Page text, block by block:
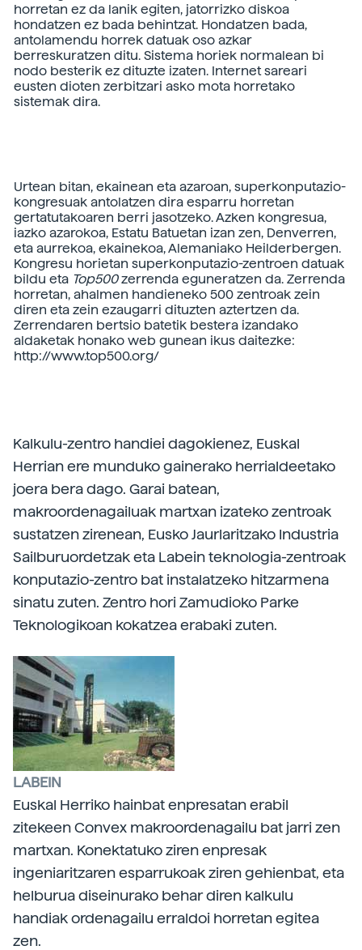
horretan ez da lanik egiten, jatorrizko diskoa
hondatzen ez bada behintzat. Hondatzen bada,
antolamendu horrek datuak oso azkar
berreskuratzen ditu. Sistema horiek normalean bi
nodo besterik ez dituzte izaten. Internet sareari
eusten dioten zerbitzari asko mota horretako
sistemak dira.
Urtean bitan, ekainean eta azaroan, superkonputazio-
kongresuak antolatzen dira esparru horretan
gertatutakoaren berri jasotzeko. Azken kongresua,
iazko azarokoa, Estatu Batuetan izan zen, Denverren,
eta aurrekoa, ekainekoa, Alemaniako Heilderbergen.
Kongresu horietan superkonputazio-zentroen datuak
bildu eta Top500zerrenda eguneratzen da. Zerrenda
horretan, ahalmen handieneko 500 zentroak zein
diren eta zein ezaugarri dituzten aztertzen da.
Zerrendaren bertsio batetik bestera izandako
aldaketak honako web gunean ikus daitezke:
http://www.top500.org/
Kalkulu-zentro handiei dagokienez, Euskal
Herrian ere munduko gainerako herrialdeetako
joera bera dago. Garai batean,
makroordenagailuak martxan izateko zentroak
sustatzen zirenean, Eusko Jaurlaritzako Industria
Sailburuordetzak eta Labein teknologia-zentroak
konputazio-zentro bat instalatzeko hitzarmena
sinatu zuten. Zentro hori Zamudioko Parke
Teknologikoan kokatzea erabaki zuten.
LABEIN
Euskal Herriko hainbat enpresatan erabil
zitekeen Convex makroordenagailu bat jarri zen
martxan. Konektatuko ziren enpresak
ingeniaritzaren esparrukoak ziren gehienbat, eta
helburua diseinurako behar diren kalkulu
handiak ordenagailu erraldoi horretan egitea
zen.